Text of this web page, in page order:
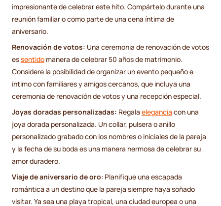
impresionante de celebrar este hito. Compártelo durante una
reunión familiar o como parte de una cena íntima de
aniversario.
Renovación de votos: Una ceremonia de renovación de votos
essentido manera de celebrar 50 años de matrimonio.
Considere la posibilidad de organizar un evento pequeño e
íntimo con familiares y amigos cercanos, que incluya una
ceremonia de renovación de votos y una recepción especial.
Joyas doradas personalizadas: Regala elegancia con una
joya dorada personalizada. Un collar, pulsera o anillo
personalizado grabado con los nombres o iniciales de la pareja
y la fecha de su boda es una manera hermosa de celebrar su
amor duradero.
Viaje de aniversario de oro: Planifique una escapada
romántica a un destino que la pareja siempre haya soñado
visitar. Ya sea una playa tropical, una ciudad europea o una